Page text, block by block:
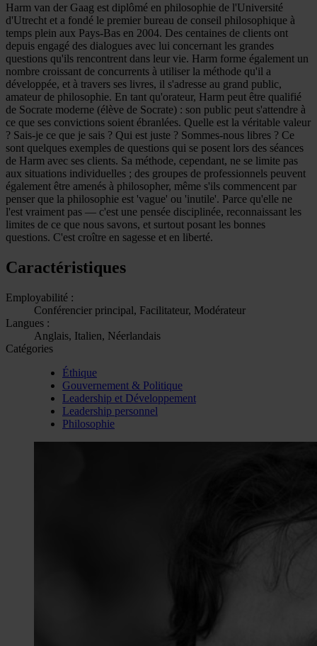
Harm van der Gaag est diplômé en philosophie de l'Université
d'Utrecht et a fondé le premier bureau de conseil philosophique à
temps plein aux Pays-Bas en 2004. Des centaines de clients ont
depuis engagé des dialogues avec lui concernant les grandes
questions qu'ils rencontrent dans leur vie. Harm forme également un
nombre croissant de concurrents à utiliser la méthode qu'il a
développée, et à travers ses livres, il s'adresse au grand public,
amateur de philosophie. En tant qu'orateur, Harm peut être qualifié
de Socrate moderne (élève de Socrate) : son public peut s'attendre à
ce que ses convictions soient ébranlées. Quelle est la véritable valeur
? Sais-je ce que je sais ? Qui est juste ? Sommes-nous libres ? Ce
sont quelques exemples de questions qui se posent lors des séances
de Harm avec ses clients. Sa méthode, cependant, ne se limite pas
aux situations individuelles ; des groupes de professionnels peuvent
également être amenés à philosopher, même s'ils commencent par
penser que la philosophie est 'vague' ou 'inutile'. Parce qu'elle ne
l'est vraiment pas — c'est une pensée disciplinée, reconnaissant les
limites de ce que nous savons, et surtout posant les bonnes
questions. C'est croître en sagesse et en liberté.
Caractéristiques
Employabilité :
Conférencier principal, Facilitateur, Modérateur
Langues :
Anglais, Italien, Néerlandais
Catégories
Éthique
Gouvernement & Politique
Leadership et Développement
Leadership personnel
Philosophie